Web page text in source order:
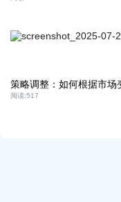
策略调整：如何根据市场
阅读:517